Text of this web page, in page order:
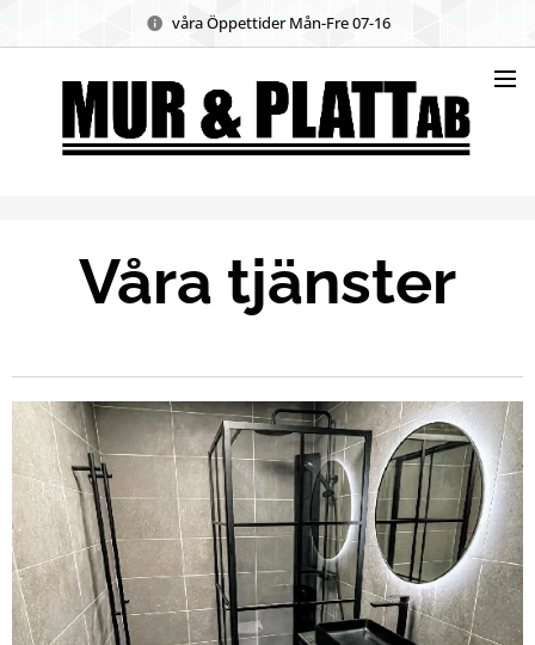
våra Öppettider Mån-Fre 07-16
Våra tjänster